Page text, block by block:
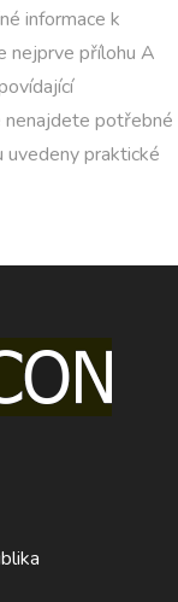
informace k
nejprve přílohu A
nenajdete potřebné
praktické